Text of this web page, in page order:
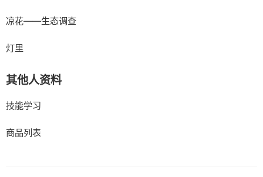
凉花——生态调查
灯里
其他人资料
技能学习
商品列表